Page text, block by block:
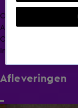
Overzicht
Afleveringen
Clips
Info
Afleveringen